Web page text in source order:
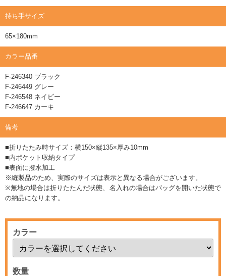
持ち手サイズ
65×180mm
カラー品番
F-246340 ブラック
F-246449 グレー
F-246548 ネイビー
F-246647 カーキ
備考
■折りたたみ時サイズ：横150×縦135×厚み10mm
■内ポケット収納タイプ
■表面に撥水加工
※縫製品のため、実際のサイズは表示と異なる場合がございます。
※無地の場合は折りたたんだ状態、名入れの場合はバッグを開いた状態で
の納品になります。
カラー
数量